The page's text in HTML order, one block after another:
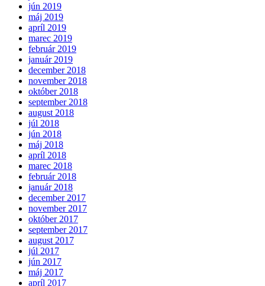
jún 2019
máj 2019
apríl 2019
marec 2019
február 2019
január 2019
december 2018
november 2018
október 2018
september 2018
august 2018
júl 2018
jún 2018
máj 2018
apríl 2018
marec 2018
február 2018
január 2018
december 2017
november 2017
október 2017
september 2017
august 2017
júl 2017
jún 2017
máj 2017
apríl 2017